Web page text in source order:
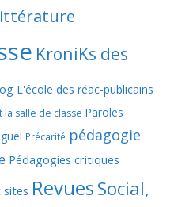
KroniKs des
L'école des réac-publicains
salle de classe Paroles
Précarité pédagogie
Pédagogies critiques
sites RevuesSocial,